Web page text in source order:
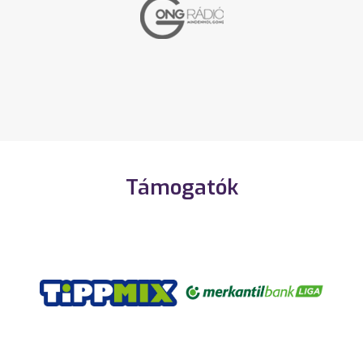
Támogatók